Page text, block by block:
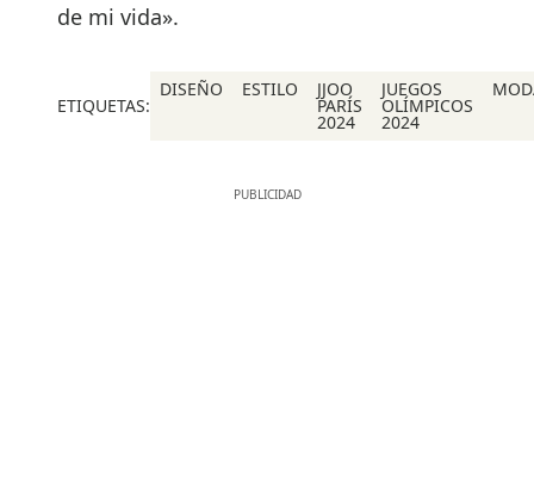
de mi vida».
ETIQUETAS:
DISEÑO ESTILO JJOO
PARÍS
2024
JUEGOS
OLÍMPICOS
2024